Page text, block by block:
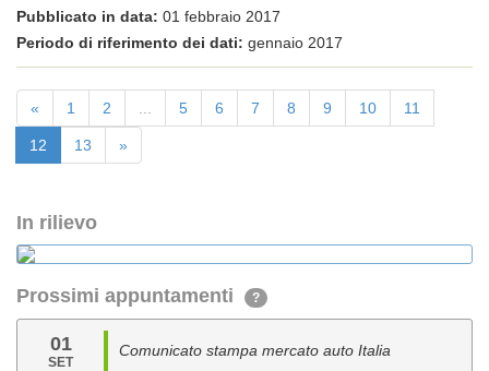
Pubblicato in data: 01 febbraio 2017
Periodo di riferimento dei dati: gennaio 2017
« 1 2 5 6 7 8 9 10 11
12 13 »
In rilievo
Prossimi appuntamenti ?
01
SET
Comunicato stampa mercato auto Italia